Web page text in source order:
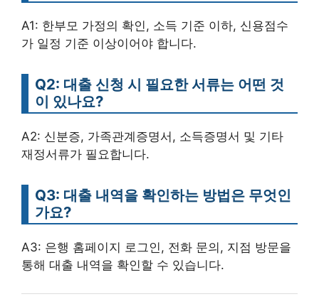
A1: 한부모 가정의 확인, 소득 기준 이하, 신용점수
가 일정 기준 이상이어야 합니다.
Q2: 대출 신청 시 필요한 서류는 어떤 것
이 있나요?
A2: 신분증, 가족관계증명서, 소득증명서 및 기타
재정서류가 필요합니다.
Q3: 대출 내역을 확인하는 방법은 무엇인
가요?
A3: 은행 홈페이지 로그인, 전화 문의, 지점 방문을
통해 대출 내역을 확인할 수 있습니다.